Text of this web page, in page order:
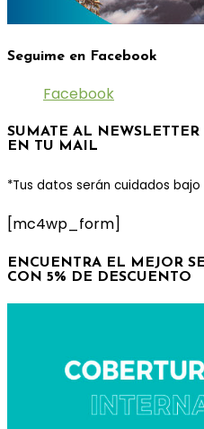
Seguime en Facebook
Facebook
SUMATE AL
EN TU MAIL
*Tus datos serán cuidados bajo
[mc4wp_form]
ENCUENTRA EL MEJOR
CON 5% DE DESCUENTO